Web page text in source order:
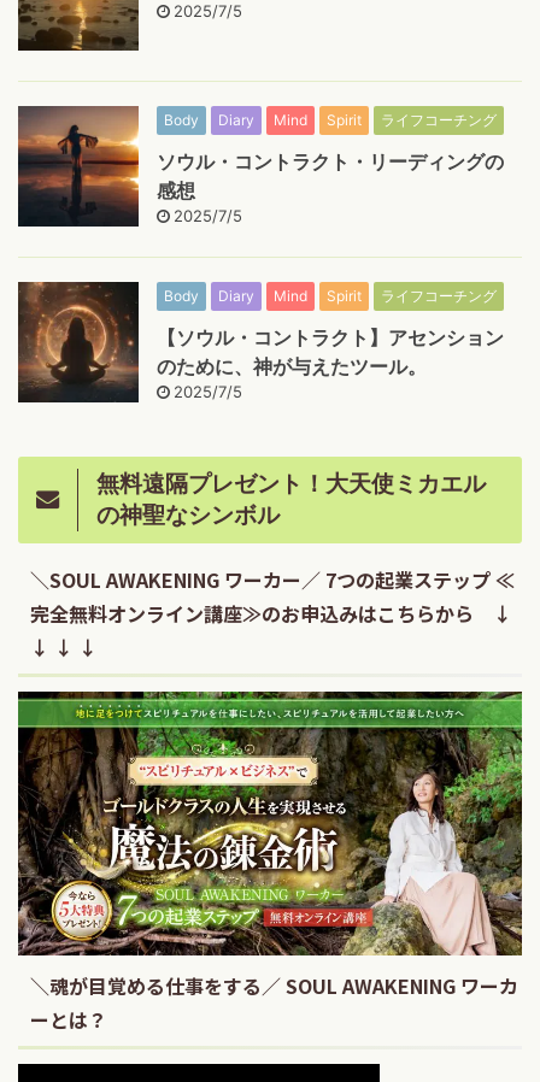
2025/7/5
Body Diary Mind Spirit ライフコーチング
ソウル・コントラクト・リーディングの
感想
2025/7/5
Body Diary Mind Spirit ライフコーチング
【ソウル・コントラクト】アセンション
のために、神が与えたツール。
2025/7/5
無料遠隔プレゼント！大天使ミカエル
の神聖なシンボル
＼SOUL AWAKENING ワーカー／ 7つの起業ステップ ≪
完全無料オンライン講座≫のお申込みはこちらから ↓
↓ ↓ ↓
＼魂が目覚める仕事をする／ SOUL AWAKENING ワーカ
ーとは？